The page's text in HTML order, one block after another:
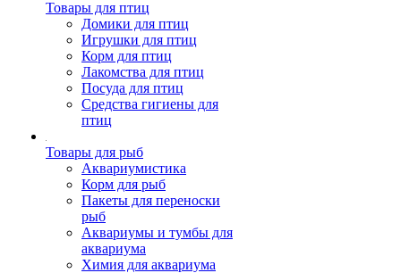
Товары для птиц
Домики для птиц
Игрушки для птиц
Корм для птиц
Лакомства для птиц
Посуда для птиц
Средства гигиены для
птиц
Товары для рыб
Аквариумистика
Корм для рыб
Пакеты для переноски
рыб
Аквариумы и тумбы для
аквариума
Химия для аквариума